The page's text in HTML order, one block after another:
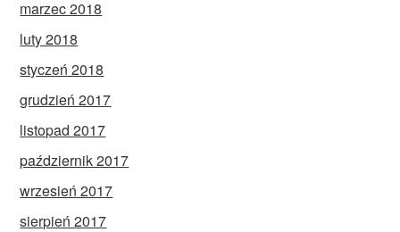
marzec 2018
luty 2018
styczeń 2018
grudzień 2017
listopad 2017
październik 2017
wrzesień 2017
sierpień 2017